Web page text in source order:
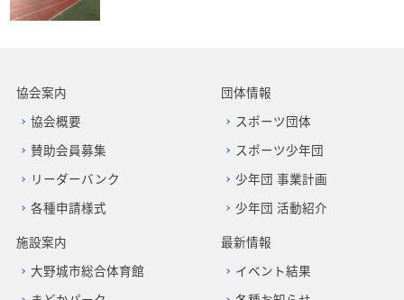
協会案内
協会概要
賛助会員募集
リーダーバンク
各種申請様式
施設案内
大野城市総合体育館
団体情報
スポーツ団体
スポーツ少年団
少年団 事業計画
少年団 活動紹介
最新情報
イベント結果